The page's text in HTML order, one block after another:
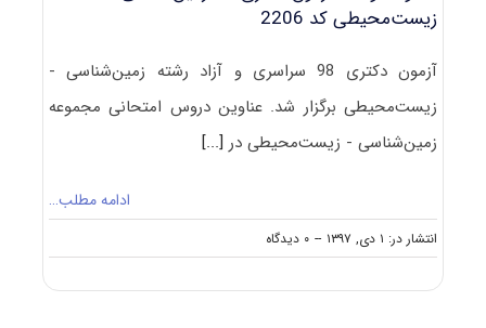
زیست‌محیطی کد 2206
آزمون دکتری 98 سراسری و آزاد رشته زمین‌شناسی -
زیست‌محیطی برگزار شد. عناوین دروس امتحانی مجموعه
زمین‌شناسی - زیست‌محیطی در[...]
ادامه مطلب…
انتشار در: ۱ دی, ۱۳۹۷ -- ۰ دیدگاه
on
دانلود